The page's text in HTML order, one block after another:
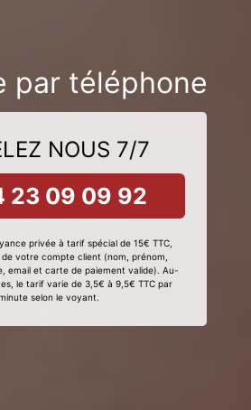
par téléphone
NOUS 7/7
23 09 09 92
privée à tarif spécial de 15€ TTC,
votre compte client (nom, prénom,
email et carte de paiement valide). Au-
le tarif varie de 3,5€ à 9,5€ TTC par
selon le voyant.